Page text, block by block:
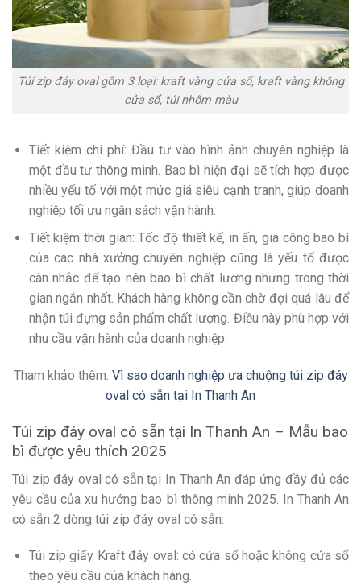
Túi zip đáy oval gồm 3 loại: kraft vàng cửa sổ, kraft vàng không
cửa sổ, túi nhôm màu
Tiết kiệm chi phí: Đầu tư vào hình ảnh chuyên nghiệp là
một đầu tư thông minh. Bao bì hiện đại sẽ tích hợp được
nhiều yếu tố với một mức giá siêu cạnh tranh, giúp doanh
nghiệp tối ưu ngân sách vận hành.
Tiết kiệm thời gian: Tốc độ thiết kế, in ấn, gia công bao bì
của các nhà xưởng chuyên nghiệp cũng là yếu tố được
cân nhắc để tạo nên bao bì chất lượng nhưng trong thời
gian ngắn nhất. Khách hàng không cần chờ đợi quá lâu để
nhận túi đựng sản phẩm chất lượng. Điều này phù hợp với
nhu cầu vận hành của doanh nghiệp.
Tham khảo thêm: Vì sao doanh nghiệp ưa chuộng túi zip đáy
oval có sẵn tại In Thanh An
Túi zip đáy oval có sẵn tại In Thanh An – Mẫu bao
bì được yêu thích 2025
Túi zip đáy oval có sẵn tại In Thanh An đáp ứng đầy đủ các
yêu cầu của xu hướng bao bì thông minh 2025. In Thanh An
có sẵn 2 dòng túi zip đáy oval có sẵn:
Túi zip giấy Kraft đáy oval: có cửa sổ hoặc không cửa sổ
theo yêu cầu của khách hàng.